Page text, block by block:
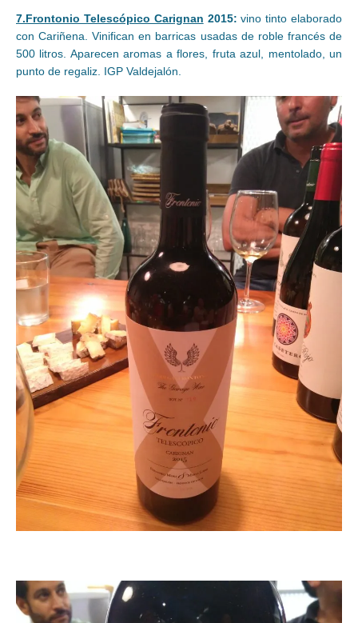
7.Frontonio Telescópico Carignan 2015: vino tinto elaborado
con Cariñena. Vinifican en barricas usadas de roble francés de
500 litros. Aparecen aromas a flores, fruta azul, mentolado, un
punto de regaliz. IGP Valdejalón.